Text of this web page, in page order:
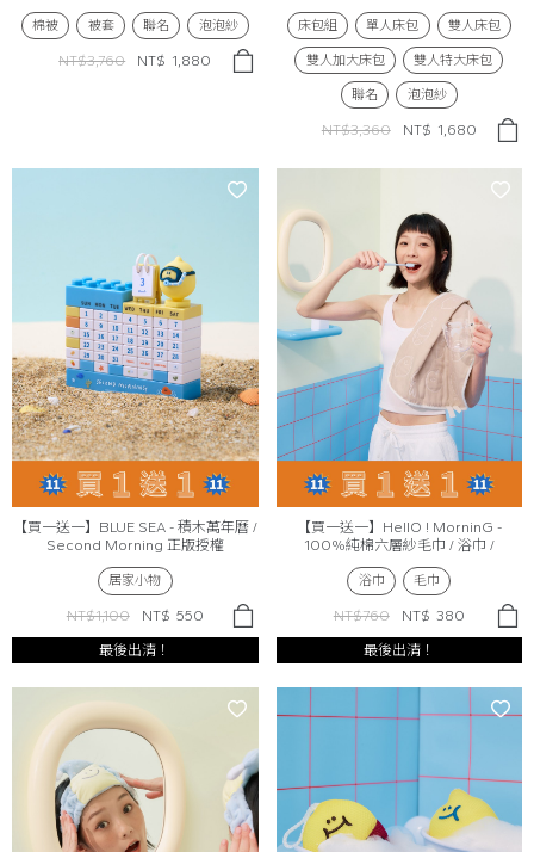
棉被 被套 聯名 泡泡紗
NT$3,760 NT$ 1,880
床包組 單人床包 雙人床包
雙人加大床包 雙人特大床包
聯名 泡泡紗
NT$3,360 NT$ 1,680
【買一送一】BLUE SEA - 積木萬年曆 /
Second Morning 正版授權
居家小物
NT$1,100 NT$ 550
最後出清！
【買一送一】HellO ! MorninG -
100%純棉六層紗毛巾 / 浴巾 /
Second Morning 正版授權
浴巾 毛巾
NT$760 NT$ 380
最後出清！